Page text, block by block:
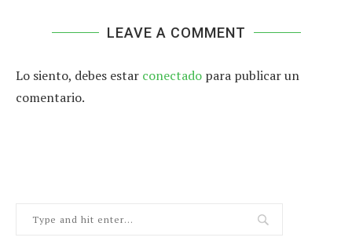
LEAVE A COMMENT
Lo siento, debes estar conectado para publicar un
comentario.